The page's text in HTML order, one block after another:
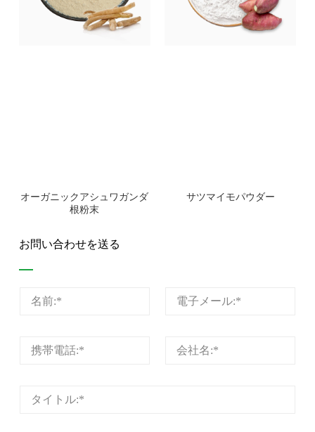
オーガニックアシュワガンダ
根粉末
サツマイモパウダー
お問い合わせを送る